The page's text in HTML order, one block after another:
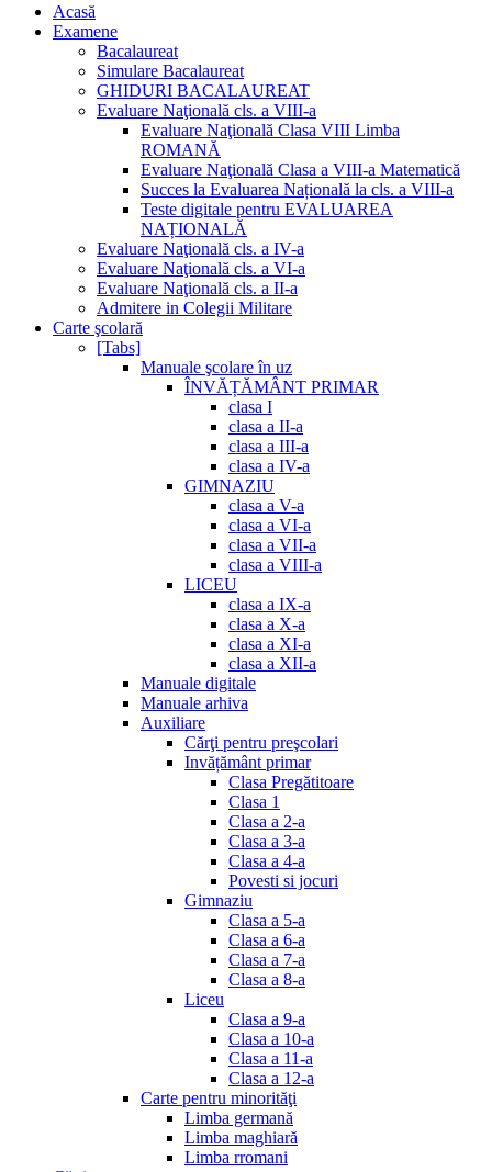
Acasă
Examene
Bacalaureat
Simulare Bacalaureat
GHIDURI BACALAUREAT
Evaluare Naţională cls. a VIII-a
Evaluare Naţională Clasa VIII Limba
ROMANĂ
Evaluare Naţională Clasa a VIII-a Matematică
Succes la Evaluarea Națională la cls. a VIII-a
Teste digitale pentru EVALUAREA
NAȚIONALĂ
Evaluare Naţională cls. a IV-a
Evaluare Naţională cls. a VI-a
Evaluare Naţională cls. a II-a
Admitere in Colegii Militare
Carte şcolară
[Tabs]
Manuale şcolare în uz
ÎNVĂȚĂMÂNT PRIMAR
clasa I
clasa a II-a
clasa a III-a
clasa a IV-a
GIMNAZIU
clasa a V-a
clasa a VI-a
clasa a VII-a
clasa a VIII-a
LICEU
clasa a IX-a
clasa a X-a
clasa a XI-a
clasa a XII-a
Manuale digitale
Manuale arhiva
Auxiliare
Cărţi pentru preşcolari
Invățământ primar
Clasa Pregătitoare
Clasa 1
Clasa a 2-a
Clasa a 3-a
Clasa a 4-a
Povesti si jocuri
Gimnaziu
Clasa a 5-a
Clasa a 6-a
Clasa a 7-a
Clasa a 8-a
Liceu
Clasa a 9-a
Clasa a 10-a
Clasa a 11-a
Clasa a 12-a
Carte pentru minorităţi
Limba germană
Limba maghiară
Limba rromani